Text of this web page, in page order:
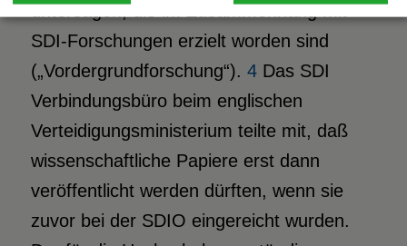
untersagen, die im Zusammenhang mit
SDI-Forschungen erzielt worden sind
(„Vordergrundforschung“). 4Das SDI
Verbindungsbüro beim englischen
Verteidigungsministerium teilte mit, daß
wissenschaftliche Papiere erst dann
veröffentlicht werden dürften, wenn sie
zuvor bei der SDIO eingereicht wurden.